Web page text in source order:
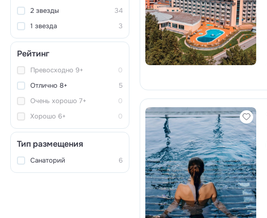
2 звезды
34
1 звезда
3
Рейтинг
Превосходно 9+
0
Отлично 8+
5
Очень хорошо 7+
0
Хорошо 6+
0
Тип размещения
Санаторий 6